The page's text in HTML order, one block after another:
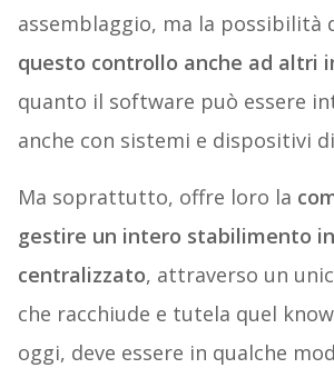
assemblaggio, ma la possibilità
questo controllo anche ad altri
quanto il software può essere
anche con sistemi e dispositivi
Ma soprattutto, offre loro la
gestire un intero stabilimento
centralizzato, attraverso un
che racchiude e tutela quel
oggi, deve essere in qualche